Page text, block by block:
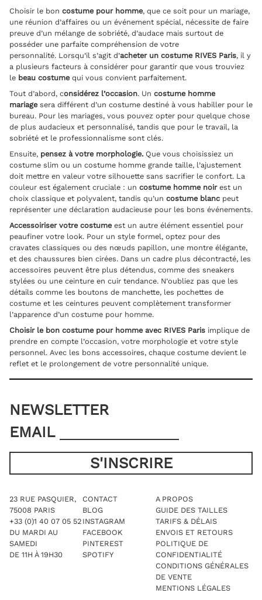
Choisir le bon costume pour homme, que ce soit pour un mariage,
une réunion d’affaires ou un événement spécial, nécessite de faire
preuve d’un mélange de sobriété, d’audace mais surtout de
posséder une parfaite compréhension de votre
personnalité. Lorsqu’il s’agit d’acheter un costume RIVES Paris, il y
a plusieurs facteurs à considérer pour garantir que vous trouviez
le beau costume qui vous convient parfaitement.
Tout d’abord, considérez l’occasion. Un costume homme
mariagesera différent d’un costume destiné à vous habiller pour le
bureau. Pour les mariages, vous pouvez opter pour quelque chose
de plus audacieux et personnalisé, tandis que pour le travail, la
sobriété et le professionnalisme sont clés.
Ensuite, pensez à votre morphologie.Que vous choisissiez un
costume slim ou un costume homme grande taille, l’ajustement
doit mettre en valeur votre silhouette sans sacrifier le confort. La
couleur est également cruciale : un costume homme noirest un
choix classique et polyvalent, tandis qu’un costume blancpeut
représenter une déclaration audacieuse pour les bons événements.
Accessoiriser votre costumeest un autre élément essentiel pour
peaufiner votre look. Pour un style formel, optez pour des
cravates classiques ou des nœuds papillon, une montre élégante,
et des chaussures bien cirées. Dans un cadre plus décontracté, les
accessoires peuvent être plus détendus, comme des sneakers
stylées ou une ceinture en cuir tendance. N’oubliez pas que les
détails comme les boutons de manchette, les pochettes de
costume et les ceintures peuvent complètement transformer
l’apparence d’un costume pour homme.
Choisir le bon costume pour homme avec RIVES Paris implique de
prendre en compte l’occasion, votre morphologie et votre style
personnel. Avec les bons accessoires, chaque costume devient le
reflet et le prolongement de votre personnalité unique.
NEWSLETTER
EMAIL
23 RUE PASQUIER,
75008 PARIS
+33 (0)1 40 07 05 52
DU MARDI AU
SAMEDI
DE 11H À 19H30
CONTACT
BLOG
INSTAGRAM
FACEBOOK
PINTEREST
SPOTIFY
A PROPOS
GUIDE DES TAILLES
TARIFS & DÉLAIS
ENVOIS ET RETOURS
POLITIQUE DE
CONFIDENTIALITÉ
CONDITIONS GÉNÉRALES
DE VENTE
MENTIONS LÉGALES